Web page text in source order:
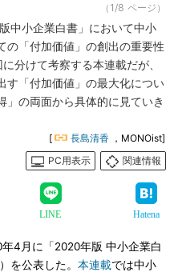
（1/8 ページ）
中小企業白書」において中小
の「付加価値」の創出の重要性
分けて考察する本連載だが、
す「付加価値」の最大化につい
」の両面から具体的に見ていき
[ 長島清香 ，MONOist]
PC用表示
関連情報
LINE Hatena
4月に「2020年版 中小企業白
を公表した。 本連載では中小